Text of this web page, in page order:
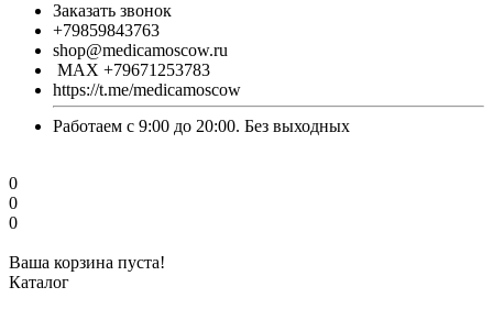
Заказать звонок
+79859843763
shop@medicamoscow.ru
MAX +79671253783
https://t.me/medicamoscow
Работаем с 9:00 до 20:00. Без выходных
0
0
0
Ваша корзина пуста!
Каталог